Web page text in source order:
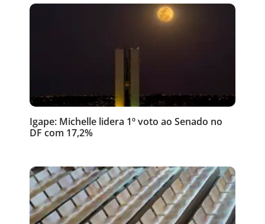
Igape: Michelle lidera 1º voto ao Senado no
DF com 17,2%